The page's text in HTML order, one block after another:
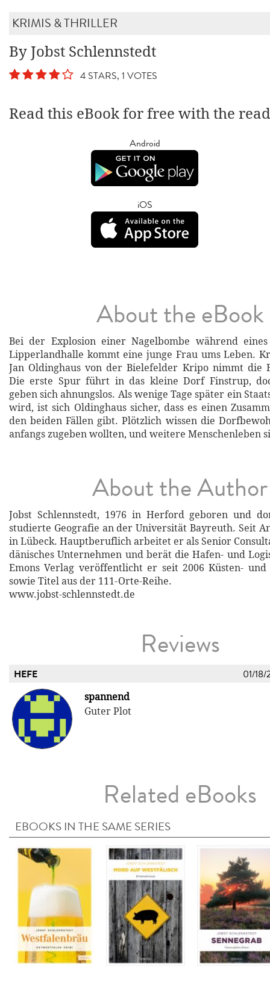
KRIMIS & THRILLER
By Jobst Schlennstedt
4 STARS, 1 VOTES
Read this eBook for free with the
Android
iOS
About the eBook
Bei der Explosion einer Nagelbombe während
Lipperlandhalle kommt eine junge Frau ums Leben.
Jan Oldinghaus von der Bielefelder Kripo nimmt die
Die erste Spur führt in das kleine Dorf Finstrup,
geben sich ahnungslos. Als wenige Tage später ein
wird, ist sich Oldinghaus sicher, dass es einen
den beiden Fällen gibt. Plötzlich wissen die
anfangs zugeben wollten, und weitere Menschenleben
About the Author
Jobst Schlennstedt, 1976 in Herford geboren und
studierte Geografie an der Universität Bayreuth. Seit
in Lübeck. Hauptberuflich arbeitet er als Senior
dänisches Unternehmen und berät die Hafen- und
Emons Verlag veröffentlicht er seit 2006 Küsten- und
sowie Titel aus der 111-Orte-Reihe.
www.jobst-schlennstedt.de
Reviews
HEFE 01/18/
spannend
Guter Plot
Related eBooks
EBOOKS IN THE SAME SERIES